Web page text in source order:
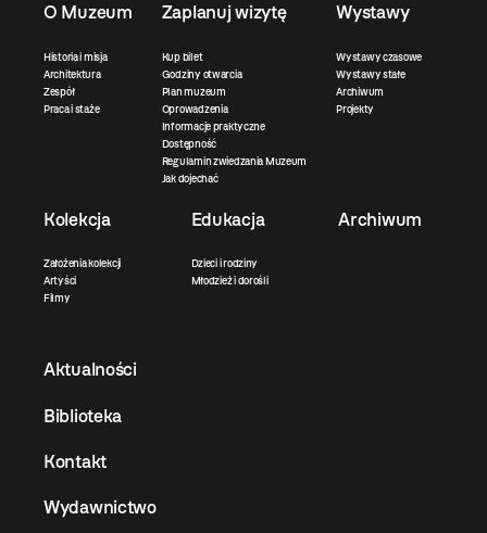
O Muzeum
Historia i misja
Architektura
Zespół
Praca i staże
Zaplanuj wizytę
Kup bilet
Godziny otwarcia
Plan muzeum
Oprowadzenia
Informacje praktyczne
Dostępność
Regulamin zwiedzania Muzeum
Jak dojechać
Wystawy
Wystawy czasowe
Wystawy stałe
Archiwum
Projekty
Kolekcja
Założenia kolekcji
Artyści
Filmy
Edukacja
Dzieci i rodziny
Młodzież i dorośli
Archiwum
Aktualności
Biblioteka
Kontakt
Wydawnictwo